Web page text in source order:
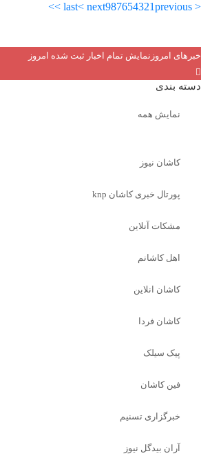
< previous
1
2
3
4
5
6
7
8
9
next >
last >>
خبرهای امروز نمایش تمام اخبار ثبت شده امروز
دسته بندی
نمایش همه
کاشان نیوز
پورتال خبری كاشان knp
مشکات آنلاین
اهل کاشانم
کاشان انلاین
کاشان فردا
پیک سیلک
فین کاشان
خبرگزاری تسنیم
آران بیدگل نیوز